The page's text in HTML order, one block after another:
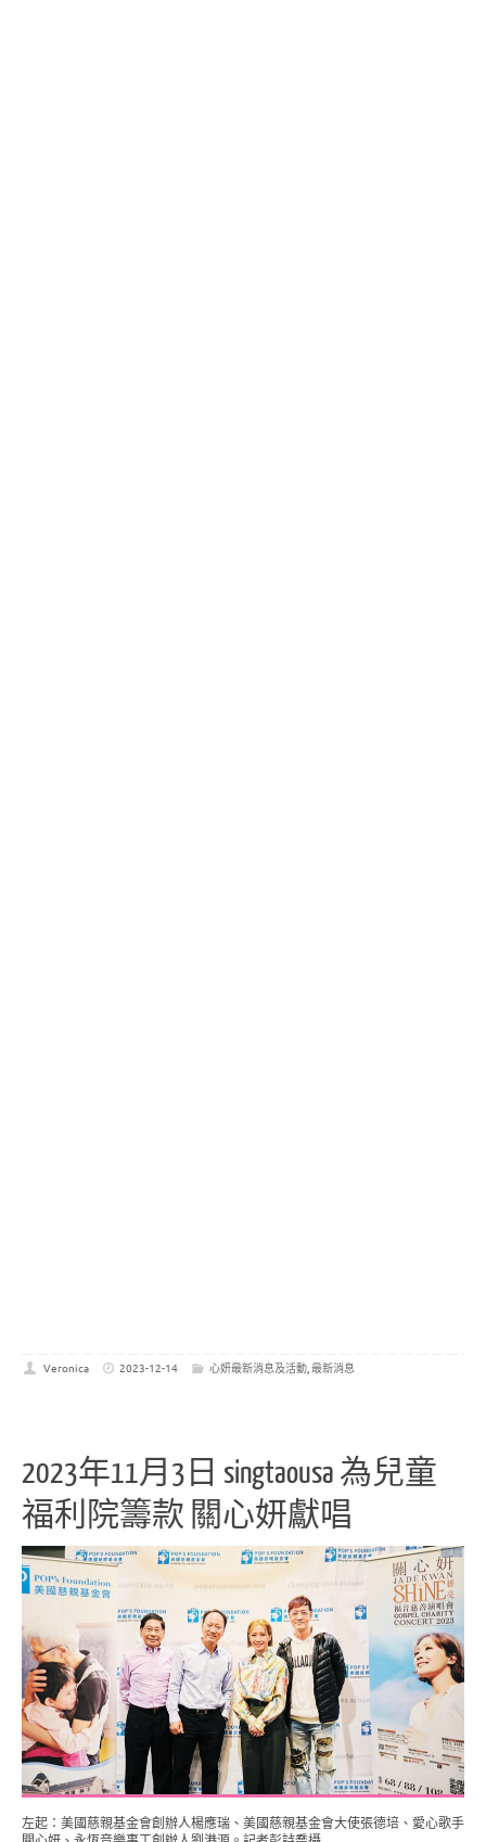
Veronica 2023-12-14 心妍最新消息及活動,最新消息
2023年11月3日 singtaousa 為兒童
福利院籌款 關心妍獻唱
左起：美國慈親基金會創辦人楊應瑞、美國慈親基金會大使張德培、愛心歌手